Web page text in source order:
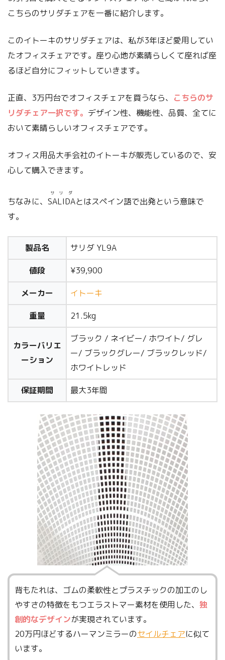
こちらのサリダチェアを一番に紹介します。
このイトーキのサリダチェアは、私が3年ほど愛用してい
たオフィスチェアです。座り心地が素晴らしくて座れば座
るほど自分にフィットしていきます。
正直、3万円台でオフィスチェアを買うなら、 こちらのサ
リダチェア一択です。 デザイン性、機能性、品質、全てに
おいて素晴らしいオフィスチェアです。
オフィス用品大手会社のイトーキが販売しているので、安
心して購入できます。
ちなみに、 SALIDA
サリダ
とはスペイン語で出発という意味で
す。
製品名 サリダ YL9A
値段 ¥39,900
メーカー イトーキ
重量 21.5kg
カラーバリエ
ーション
ブラック / ネイビー/ ホワイト/ グレ
ー/ ブラックグレー/ ブラックレッド/
ホワイトレッド
保証期間 最大3年間
背もたれは、ゴムの柔軟性とプラスチックの加工のし
やすさの特徴をもつエラストマー素材を使用した、 独
創的なデザインが実現されています。
20万円ほどするハーマンミラーのセイルチェアに似て
います。